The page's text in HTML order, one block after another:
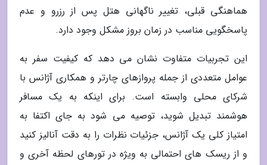
هماهنگی قبلی، تغییر ناگهانی هتل پس از رزرو و عدم
پاسخگویی مناسب در زمان بروز مشکل وجود دارد.
این تجربیات متفاوت نشان می دهد که کیفیت سفر به
عوامل متعددی از جمله پروازهای چارتر و همکاری آژانس با
شرکای محلی وابسته است. برای اینکه به یک مسافر
هوشمند تبدیل شوید، توصیه می شود به جای اکتفا به
امتیاز کلی یک آژانس، جزئیات نظرات را به دقت آنالیز کنید
و از ریسک های احتمالی به ویژه در تورهای لحظه آخری و